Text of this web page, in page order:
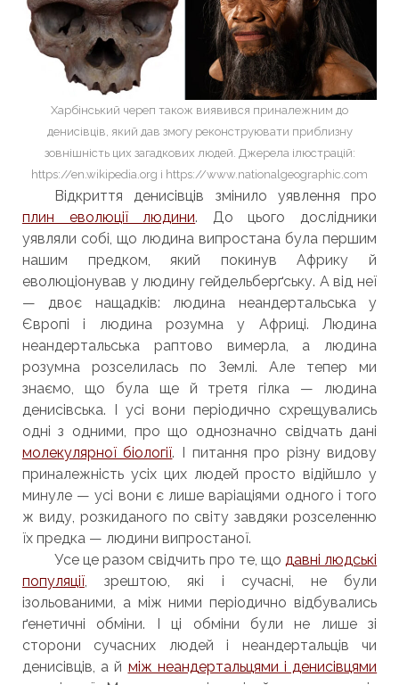
Харбінський череп також виявився приналежним до
денисівців, який дав змогу реконструювати приблизну
зовнішність цих загадкових людей. Джерела ілюстрацій:
https://en.wikipedia.org і https://www.nationalgeographic.com
Відкриття денисівців змінило уявлення про
плин еволюції людини. До цього дослідники
уявляли собі, що людина випростана була першим
нашим предком, який покинув Африку й
еволюціонував у людину гейдельберґську. А від неї
— двоє нащадків: людина неандертальська у
Європі і людина розумна у Африці. Людина
неандертальська раптово вимерла, а людина
розумна розселилась по Землі. Але тепер ми
знаємо, що була ще й третя гілка — людина
денисівська. І усі вони періодично схрещувались
одні з одними, про що однозначно свідчать дані
молекулярної біології. І питання про різну видову
приналежність усіх цих людей просто відійшло у
минуле — усі вони є лише варіаціями одного і того
ж виду, розкиданого по світу завдяки розселенню
їх предка — людини випростаної.
Усе це разом свідчить про те, що давні людські
популяції, зрештою, які і сучасні, не були
ізольованими, а між ними періодично відбувались
ґенетичні обміни. І ці обміни були не лише зі
сторони сучасних людей і неандертальців чи
денисівців, а й між неандертальцями і денисівцями